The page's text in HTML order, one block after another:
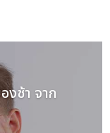
งช้า จาก